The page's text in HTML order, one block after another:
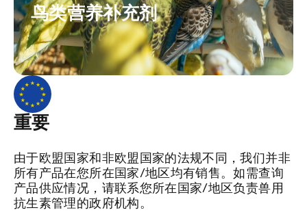
鸟类营养补充剂
重要
由于欧盟国家和非欧盟国家的法规不同，我们并非
所有产品在您所在国家/地区均有销售。如需查询
产品供应情况，请联系您所在国家/地区负责兽用
抗生素管理的政府机构。